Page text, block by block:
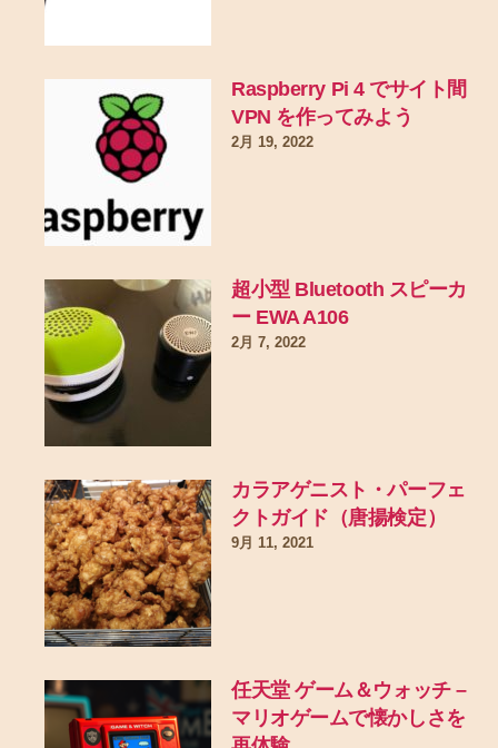
Raspberry Pi 4 でサイト間
VPN を作ってみよう
2月 19, 2022
超小型 Bluetooth スピーカ
ー EWA A106
2月 7, 2022
カラアゲニスト・パーフェ
クトガイド（唐揚検定）
9月 11, 2021
任天堂 ゲーム＆ウォッチ –
マリオゲームで懐かしさを